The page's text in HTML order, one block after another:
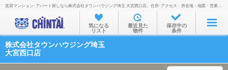
お部屋を探す
沿線・駅から
賃貸マンション･アパート探しなら株式会社タウンハウジング埼玉 大宮西口店。住所･アクセス・所在地・地図・営業時間・定休日・電話番号などを掲載。
気になる
リスト
最近見た
物件
保存中の
条件
株式会社タウンハウジング埼玉
大宮西口店